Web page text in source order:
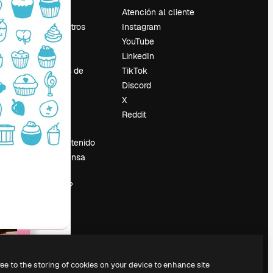
Precios
Sobre nosotros
Reviews
Empleo
Tendencias de
búsqueda
Blog
Eventos
Slidesgo
Vender contenido
Sala de prensa
magnific.ai?
Atención al cliente
Instagram
YouTube
LinkedIn
TikTok
Discord
X
Reddit
to the storing of cookies on your device to enhance site